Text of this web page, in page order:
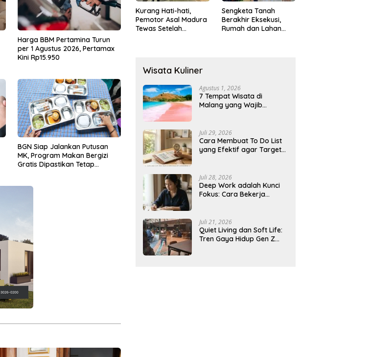
Harga BBM Pertamina Turun
per 1 Agustus 2026, Pertamax
Kini Rp15.950
BGN Siap Jalankan Putusan
MK, Program Makan Bergizi
Gratis Dipastikan Tetap
Kurang Hati-hati,
Pemotor Asal Madura
Tewas Setelah
Sengketa Tanah
Berakhir Eksekusi,
Rumah dan Lahan
Wisata Kuliner
Agustus 1, 2026
7 Tempat Wisata di
Malang yang Wajib
Juli 29, 2026
Cara Membuat To Do List
yang Efektif agar Target
Juli 28, 2026
Deep Work adalah Kunci
Fokus: Cara Bekerja
Juli 21, 2026
Quiet Living dan Soft Life:
Tren Gaya Hidup Gen Z